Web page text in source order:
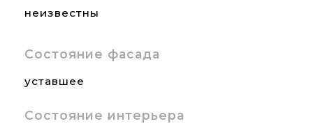
неизвестны
Состояние фасада
уставшее
Состояние интерьера